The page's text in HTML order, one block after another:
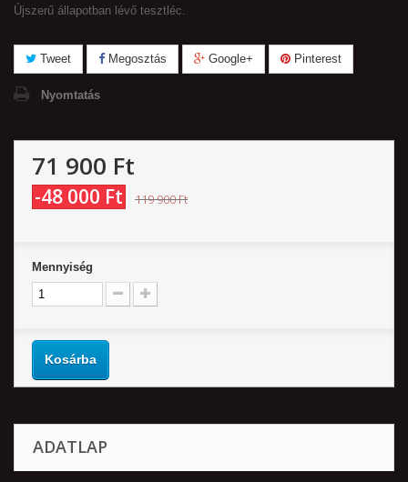
Újszerű állapotban lévő tesztléc.
Tweet Megosztás Google+ Pinterest
Nyomtatás
71 900 Ft‎
-48 000 Ft‎ 119 900 Ft‎
Mennyiség
Kosárba
ADATLAP